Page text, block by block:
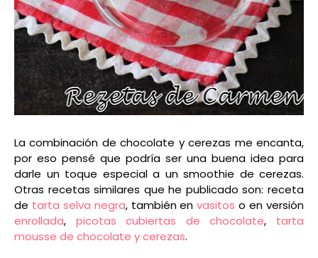
La combinación de chocolate y cerezas me encanta,
por eso pensé que podría ser una buena idea para
darle un toque especial a un smoothie de cerezas.
Otras recetas similares que he publicado son: receta
de tarta selva negra, también envasitos o en versión
enrollada, picotas cubiertas de chocolate, tarta
mousse de chocolate y cerezas.